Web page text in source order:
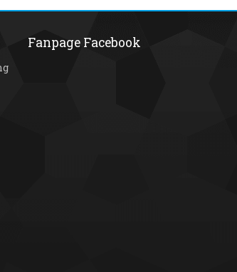
Fanpage Facebook